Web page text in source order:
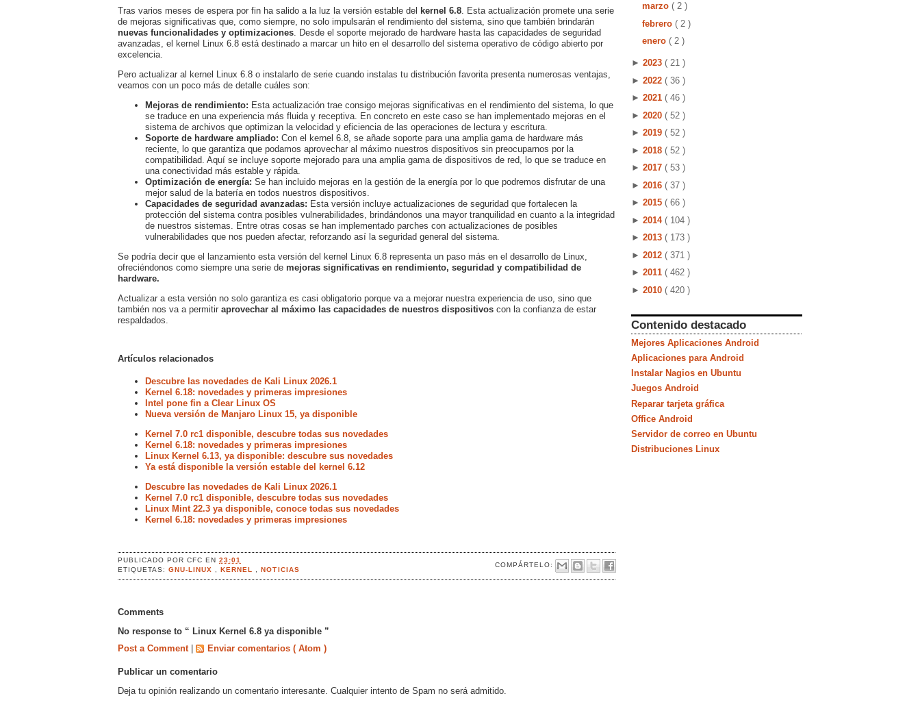
Tras varios meses de espera por fin ha salido a la luz la versión estable del kernel 6.8 . Esta actualización promete una serie
de mejoras significativas que, como siempre, no solo impulsarán el rendimiento del sistema, sino que también brindarán
nuevas funcionalidades y optimizaciones . Desde el soporte mejorado de hardware hasta las capacidades de seguridad
avanzadas, el kernel Linux 6.8 está destinado a marcar un hito en el desarrollo del sistema operativo de código abierto por
excelencia.
Pero actualizar al kernel Linux 6.8 o instalarlo de serie cuando instalas tu distribución favorita presenta numerosas ventajas,
veamos con un poco más de detalle cuáles son:
Mejoras de rendimiento: Esta actualización trae consigo mejoras significativas en el rendimiento del sistema, lo que
se traduce en una experiencia más fluida y receptiva. En concreto en este caso se han implementado mejoras en el
sistema de archivos que optimizan la velocidad y eficiencia de las operaciones de lectura y escritura.
Soporte de hardware ampliado: Con el kernel 6.8, se añade soporte para una amplia gama de hardware más
reciente, lo que garantiza que podamos aprovechar al máximo nuestros dispositivos sin preocuparnos por la
compatibilidad. Aquí se incluye soporte mejorado para una amplia gama de dispositivos de red, lo que se traduce en
una conectividad más estable y rápida.
Optimización de energía: Se han incluido mejoras en la gestión de la energía por lo que podremos disfrutar de una
mejor salud de la batería en todos nuestros dispositivos.
Capacidades de seguridad avanzadas: Esta versión incluye actualizaciones de seguridad que fortalecen la
protección del sistema contra posibles vulnerabilidades, brindándonos una mayor tranquilidad en cuanto a la integridad
de nuestros sistemas. Entre otras cosas se han implementado parches con actualizaciones de posibles
vulnerabilidades que nos pueden afectar, reforzando así la seguridad general del sistema.
Se podría decir que el lanzamiento esta versión del kernel Linux 6.8 representa un paso más en el desarrollo de Linux,
ofreciéndonos como siempre una serie de mejoras significativas en rendimiento, seguridad y compatibilidad de
hardware.
Actualizar a esta versión no solo garantiza es casi obligatorio porque va a mejorar nuestra experiencia de uso, sino que
también nos va a permitir aprovechar al máximo las capacidades de nuestros dispositivos con la confianza de estar
respaldados.
Artículos relacionados
Descubre las novedades de Kali Linux 2026.1
Kernel 6.18: novedades y primeras impresiones
Intel pone fin a Clear Linux OS
Nueva versión de Manjaro Linux 15, ya disponible
Kernel 7.0 rc1 disponible, descubre todas sus novedades
Kernel 6.18: novedades y primeras impresiones
Linux Kernel 6.13, ya disponible: descubre sus novedades
Ya está disponible la versión estable del kernel 6.12
Descubre las novedades de Kali Linux 2026.1
Kernel 7.0 rc1 disponible, descubre todas sus novedades
Linux Mint 22.3 ya disponible, conoce todas sus novedades
Kernel 6.18: novedades y primeras impresiones
PUBLICADO PORCFCEN23:01
COMPÁRTELO:
ETIQUETAS:GNU-LINUX ,KERNEL ,NOTICIAS
Comments
No response to “ Linux Kernel 6.8 ya disponible ”
Post a Comment
Enviar comentarios ( Atom )
Publicar un comentario
Deja tu opinión realizando un comentario interesante. Cualquier intento de Spam no será admitido.
marzo ( 2 )
febrero ( 2 )
enero ( 2 )
► 2023 ( 21 )
► 2022 ( 36 )
► 2021 ( 46 )
► 2020 ( 52 )
► 2019 ( 52 )
► 2018 ( 52 )
► 2017 ( 53 )
► 2016 ( 37 )
► 2015 ( 66 )
► 2014 ( 104 )
► 2013 ( 173 )
► 2012 ( 371 )
► 2011 ( 462 )
► 2010 ( 420 )
Contenido destacado
Mejores Aplicaciones Android
Aplicaciones para Android
Instalar Nagios en Ubuntu
Juegos Android
Reparar tarjeta gráfica
Office Android
Servidor de correo en Ubuntu
Distribuciones Linux